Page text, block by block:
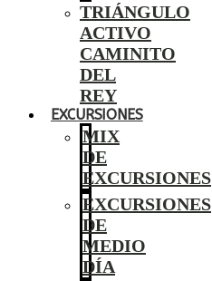
TRIÁNGULO
ACTIVO
CAMINITO
DEL
REY
EXCURSIONES
MIX
DE
EXCURSIONES
EXCURSIONES
DE
MEDIO
DÍA